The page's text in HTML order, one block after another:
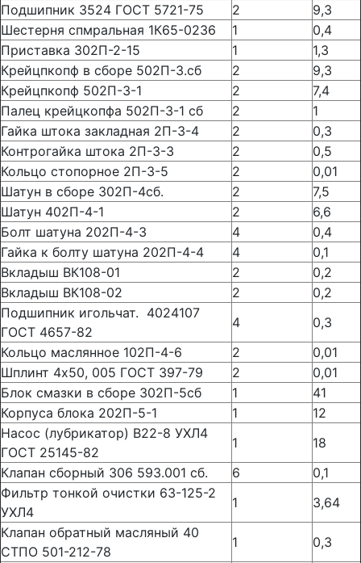
Подшипник 3524 ГОСТ 5721-75
2
9,3
Шестерня спмральная 1К65-0236
1
0,4
Приставка 302П-2-15
1
1,3
Крейцпкопф в сборе 502П-3.сб
2
9,3
Крейцпкопф 502П-3-1
2
7,4
Палец крейцкопфа 502П-3-1 сб
2
1
Гайка штока закладная 2П-3-4
2
0,3
Контрогайка штока 2П-3-3
2
0,5
Кольцо стопорное 2П-3-5
2
0,01
Шатун в сборе 302П-4сб.
2
7,5
Шатун 402П-4-1
2
6,6
Болт шатуна 202П-4-3
4
0,4
Гайка к болту шатуна 202П-4-4
4
0,1
Вкладыш ВК108-01
2
0,2
Вкладыш ВК108-02
2
0,2
Подшипник игольчат. 4024107
ГОСТ 4657-82
4
0,3
Кольцо маслянное 102П-4-6
2
0,01
Шплинт 4х50, 005 ГОСТ 397-79
2
0,01
Блок смазки в сборе 302П-5сб
1
41
Корпуса блока 202П-5-1
1
12
Насос (лубрикатор) В22-8 УХЛ4
ГОСТ 25145-82
1
18
Клапан сборный 306 593.001 сб.
6
0,1
Фильтр тонкой очистки 63-125-2
УХЛ4
1
3,64
Клапан обратный масляный 40
СТПО 501-212-78
1
0,3